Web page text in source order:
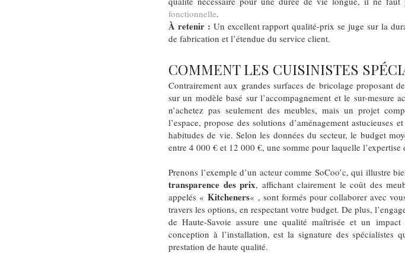
fonctionnelle.
À retenir : Un excellent rapport qualité-prix se juge sur la
de fabrication et l’étendue du service client.
COMMENT LES CUISINISTES
Contrairement aux grandes surfaces de bricolage proposant
sur un modèle basé sur l’accompagnement et le sur-mesure
n’achetez pas seulement des meubles, mais un projet
l’espace, propose des solutions d’aménagement astucieuses
habitudes de vie. Selon les données du secteur, le budget
entre 4 000 € et 12 000 €, une somme pour laquelle
Prenons l’exemple d’un acteur comme SoCoo’c, qui illustre
transparence des prix, affichant clairement le coût des
appelés « Kitcheners« , sont formés pour collaborer avec
travers les options, en respectant votre budget. De plus,
de Haute-Savoie assure une qualité maîtrisée et un
conception à l’installation, est la signature des
prestation de haute qualité.